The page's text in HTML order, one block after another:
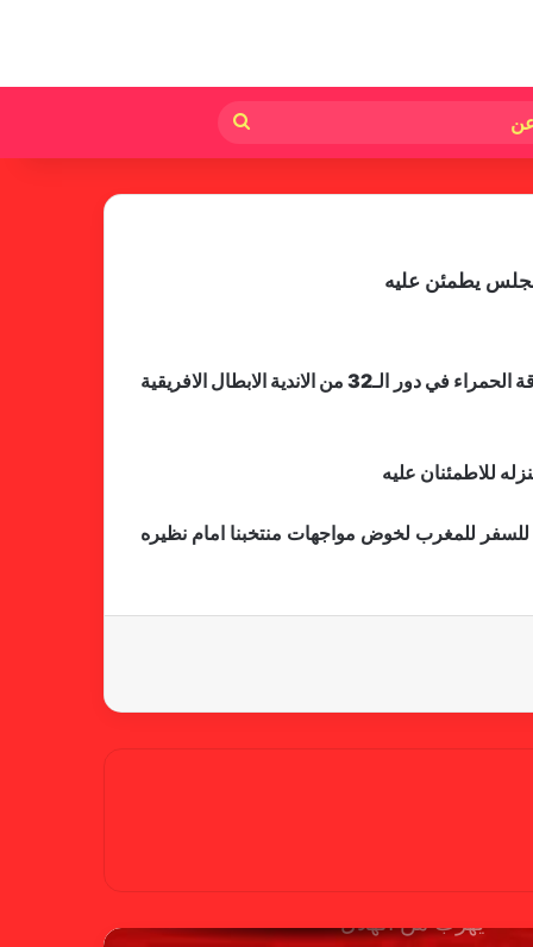
عن
يطمئن عليه
تفيد متابعات الرد كاسل ان كل نجوم المريخ انضموا للمعسكر الذي اعده المجلس المنتخب استعدادا للمواجهة التي تنتظر الفرقة الحمراء في دور الـ32 من الاندية الابطال الافريقية
للاطمئنان عليه
للمغرب لخوض مواجهات منتخبنا امام نظيره
الهبوط والصعود
خطوة مريخية جديدة بشأن الشكوى
كاميرا خفية.. الهلال يخدع أنصاره
شكوى الهلال.. خطوة مريخية وغضب
بسبب “الصفر الدولي” .. ريجيكامب
يهرب من الهلال